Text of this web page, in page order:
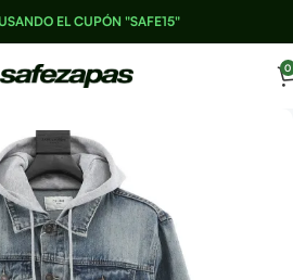
EL CUPÓN "SAFE15"
0